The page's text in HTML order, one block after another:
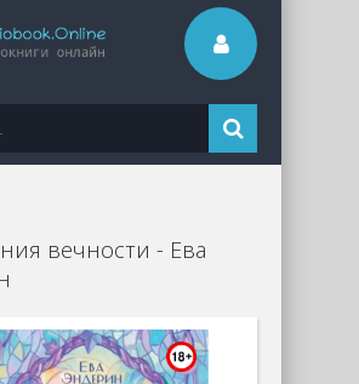
вечности - Ева